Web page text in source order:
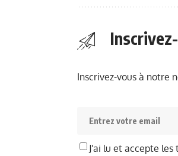
Inscrivez-vous à notre
J'ai lu et accepte